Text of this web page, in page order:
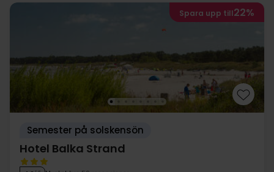
Spara upp till22%
Semester på solskensön
Hotel Balka Strand